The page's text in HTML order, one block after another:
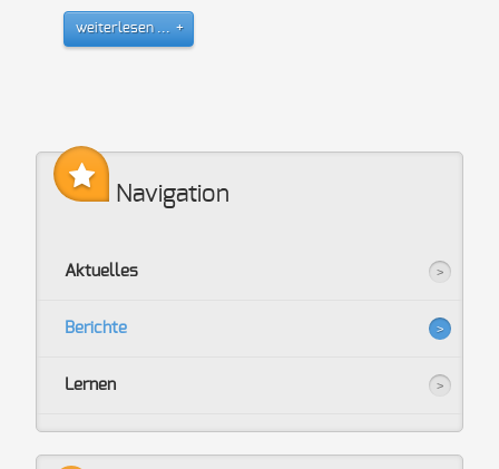
weiterlesen ...
Navigation
Aktuelles
Berichte
Lernen